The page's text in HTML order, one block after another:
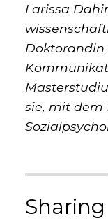
Larissa
sie, mit dem